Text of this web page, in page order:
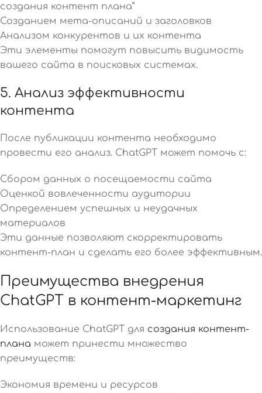
создания контент плана”
Созданием мета-описаний и заголовков
Анализом конкурентов и их контента
Эти элементы помогут повысить видимость
вашего сайта в поисковых системах.
5. Анализ эффективности
контента
После публикации контента необходимо
провести его анализ. ChatGPT может помочь с:
Сбором данных о посещаемости сайта
Оценкой вовлеченности аудитории
Определением успешных и неудачных
материалов
Эти данные позволяют скорректировать
контент-план и сделать его более эффективным.
Преимущества внедрения
ChatGPT в контент-маркетинг
Использование ChatGPT для создания контент-
плана может принести множество
преимуществ:
Экономия времени и ресурсов